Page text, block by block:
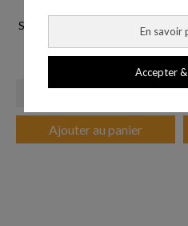
En savoir
Accepter
Surface d'évolution 400x240x4
cm...
Ajouter au panier